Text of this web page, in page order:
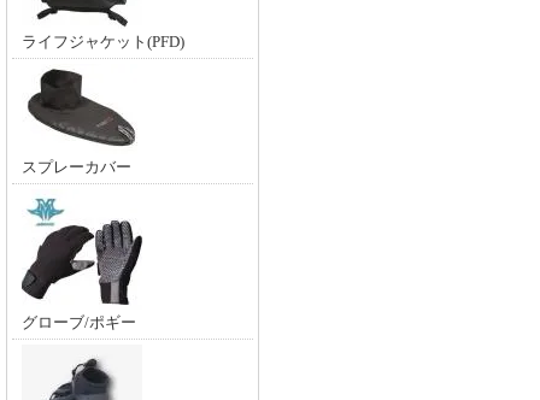
ライフジャケット(PFD)
スプレーカバー
グローブ/ポギー